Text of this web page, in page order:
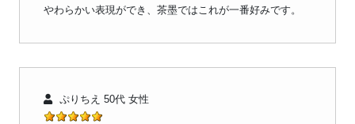
やわらかい表現ができ、茶墨ではこれが一番好みです。
ぷりちえ 50代 女性